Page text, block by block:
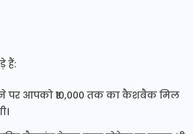
हैं:
पर आपको ₹10,000 तक का कैशबैक मिल